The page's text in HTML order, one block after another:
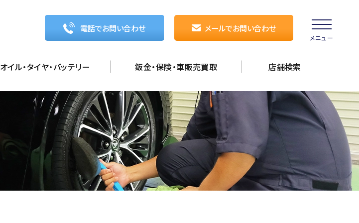
電話でお問い合わせ メールでお問い合わせ
オイル・タイヤ・バッテリー 鈑金・保険・車販売買取 店舗検索
メニュー